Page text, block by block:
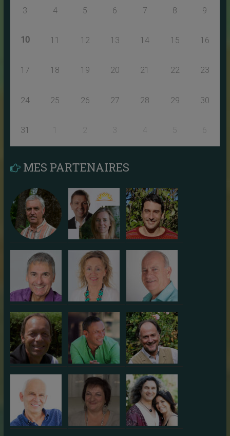
3 4 5 6 7 8 9
10 11 12 13 14 15 16
17 18 19 20 21 22 23
24 25 26 27 28 29 30
31 1 2 3 4 5 6
MES PARTENAIRES